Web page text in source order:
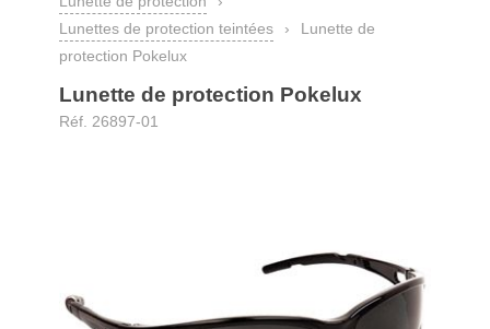
Lunettes de protection teintées
›
Lunette de
protection Pokelux
Lunette de protection Pokelux
Réf. 26897-01